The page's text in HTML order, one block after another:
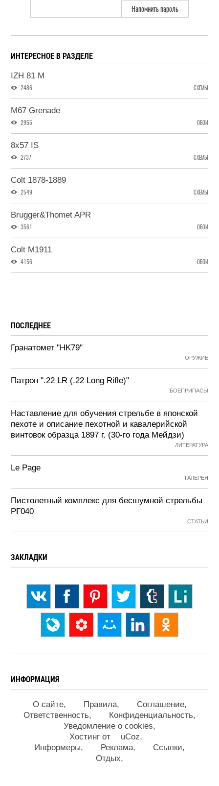
Напомнить пароль
ИНТЕРЕСНОЕ В РАЗДЕЛЕ
IZH 81 M
2486 СХЕМЫ
M67 Grenade
2955 ОБОИ
8x57 IS
2737 СХЕМЫ
Colt 1878-1889
2549 СХЕМЫ
Brugger&Thomet APR
3561 ОБОИ
Colt M1911
4156 ОБОИ
ПОСЛЕДНЕЕ
Гранатомет "HK79"
ОРУЖИЕ
Патрон ".22 LR (.22 Long Rifle)"
БОЕПРИПАСЫ
Наставление для обучения стрельбе в японской
пехоте и описание пехотной и кавалерийской
винтовок образца 1897 г. (30-го года Мейдзи)
ЛИТЕРАТУРА
Le Page
ГАЛЕРЕЯ
Пистолетный комплекс для бесшумной стрельбы
РГ040
СТАТЬИ
ЗАКЛАДКИ
ИНФОРМАЦИЯ
О сайте Правила
Соглашение
Ответственность
Конфиденциальность
Уведомление о cookies
Хостинг от
uCoz
Информеры
Реклама
Ссылки
Отдых